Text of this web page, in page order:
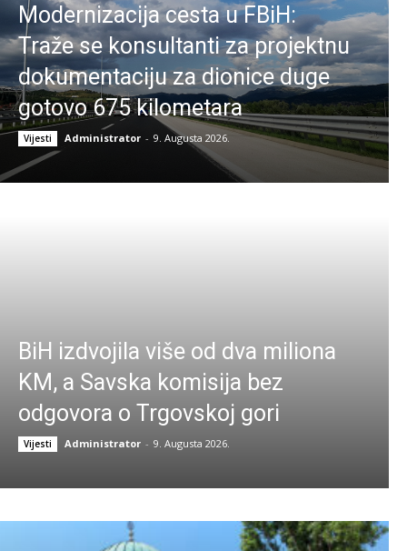
Modernizacija cesta u FBiH:
Traže se konsultanti za projektnu
dokumentaciju za dionice duge
gotovo 675 kilometara
Vijesti Administrator - 9. Augusta 2026.
BiH izdvojila više od dva miliona
KM, a Savska komisija bez
odgovora o Trgovskoj gori
Vijesti Administrator - 9. Augusta 2026.